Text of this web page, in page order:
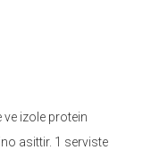
izole protein
asittir. 1 serviste